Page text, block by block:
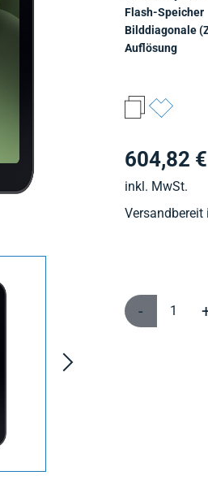
Flash-Speicher
Bilddiagonale
Auflösung
604,82 €
inkl. MwSt.
Versandbereit
-